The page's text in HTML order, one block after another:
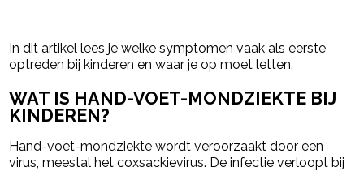
In dit artikel lees je welke symptomen vaak als eerste
optreden bij kinderen en waar je op moet letten.
WAT IS HAND-VOET-MONDZIEKTE BIJ
KINDEREN?
Hand-voet-mondziekte wordt veroorzaakt door een
virus, meestal het coxsackievirus. De infectie verloopt bij